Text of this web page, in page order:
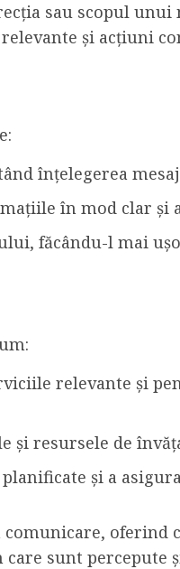
sau scopul unui
și acțiuni
înțelegerea
în mod clar și
făcându-l mai
relevante și
și resursele de
și a
oferind
sunt percepute